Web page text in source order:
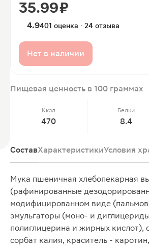
35.99 ₽
4.9401 оценка · 24 отзыва
Нет в наличии
Пищевая ценность в 100 граммах
Ккал
470
Белки
8.4
СоставХарактеристикиУсловия
Мука пшеничная хлебопекарная
(рафинированные
модифицированном виде
эмульгаторы (моно- и
полиглицерина и жирных кислот),
сорбат калия, краситель -